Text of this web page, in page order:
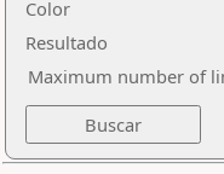
Color
Resultado
Maximum number of